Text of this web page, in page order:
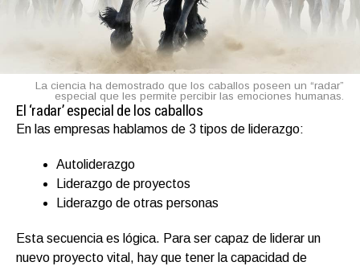
La ciencia ha demostrado que los caballos poseen un “radar”
especial que les permite percibir las emociones humanas.
El ‘radar’ especial de los caballos
En las empresas hablamos de 3 tipos de liderazgo:
Autoliderazgo
Liderazgo de proyectos
Liderazgo de otras personas
Esta secuencia es lógica. Para ser capaz de liderar un
nuevo proyecto vital, hay que tener la capacidad de